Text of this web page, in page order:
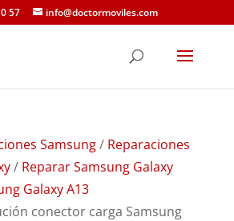
57 info@doctormoviles.com
Samsung/ Reparaciones
/ Reparar Samsung Galaxy
Galaxy A13
conector carga Samsung